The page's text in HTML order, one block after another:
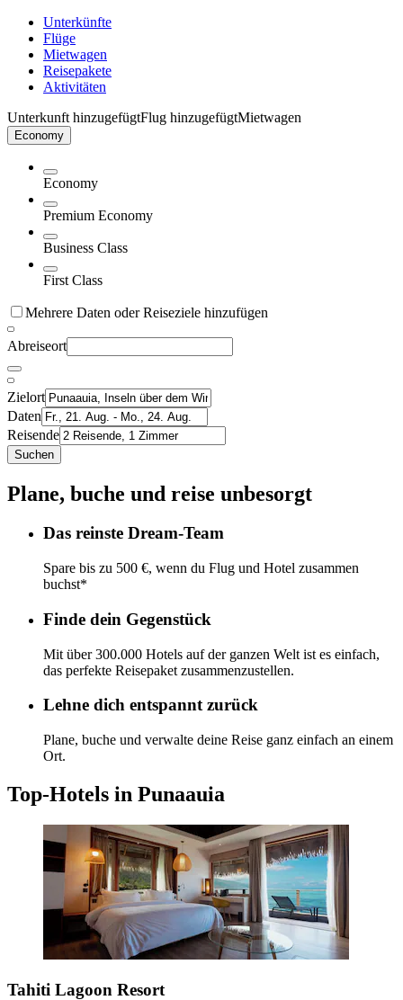
Unterkünfte
Flüge
Mietwagen
Reisepakete
Aktivitäten
Unterkunft hinzugefügtFlug hinzugefügtMietwagen
Economy
Economy
Premium Economy
Business Class
First Class
Mehrere Daten oder Reiseziele hinzufügen
Abreiseort
Zielort
Daten
Reisende
Suchen
Plane, buche und reise unbesorgt
Das reinste Dream-Team
Spare bis zu 500 €, wenn du Flug und Hotel zusammen
buchst*
Finde dein Gegenstück
Mit über 300.000 Hotels auf der ganzen Welt ist es einfach,
das perfekte Reisepaket zusammenzustellen.
Lehne dich entspannt zurück
Plane, buche und verwalte deine Reise ganz einfach an einem
Ort.
Top-Hotels in Punaauia
Tahiti Lagoon Resort